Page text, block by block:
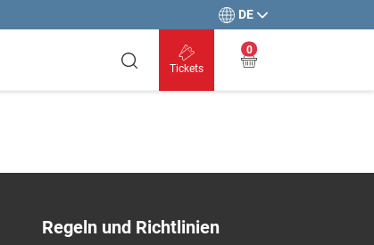
DE
Tickets
0
Regeln und Richtlinien